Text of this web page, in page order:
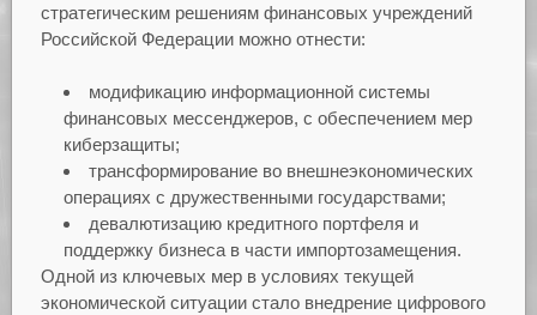
стратегическим решениям финансовых учреждений
Российской Федерации можно отнести:
модификацию информационной системы
финансовых мессенджеров, с обеспечением мер
киберзащиты;
трансформирование во внешнеэкономических
операциях с дружественными государствами;
девалютизацию кредитного портфеля и
поддержку бизнеса в части импортозамещения.
Одной из ключевых мер в условиях текущей
экономической ситуации стало внедрение цифрового